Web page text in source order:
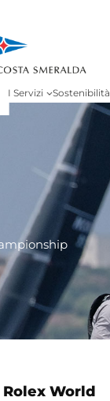
I Servizi Sostenibilità
Rolex World